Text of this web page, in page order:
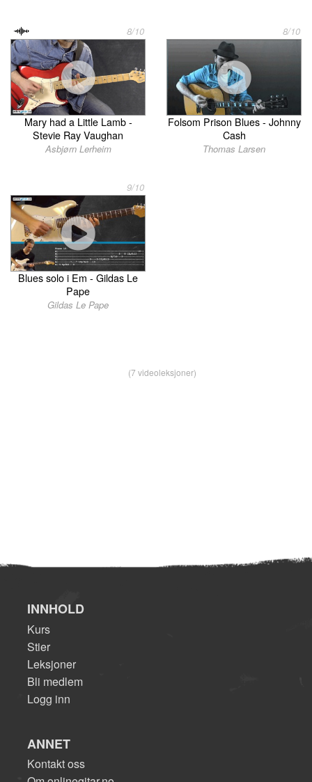
8/10
Mary had a Little Lamb -
Stevie Ray Vaughan
Asbjørn Lerheim
8/10
Folsom Prison Blues - Johnny
Cash
Thomas Larsen
9/10
Blues solo i Em - Gildas Le
Pape
Gildas Le Pape
(7 videoleksjoner)
INNHOLD
Kurs
Stier
Leksjoner
Bli medlem
Logg inn
ANNET
Kontakt oss